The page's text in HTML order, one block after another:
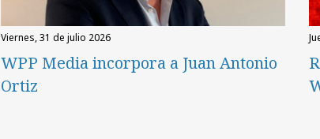
viernes, 31 de julio 2026
WPP Media incorpora a Juan Antonio
Ortiz